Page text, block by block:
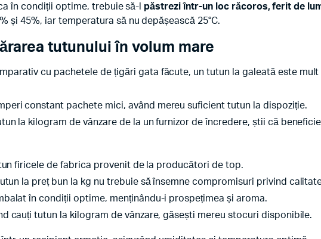
în condiții optime, trebuie să-l păstrezi într-un loc răcoros, ferit de
și 45%, iar temperatura să nu depășească 25°C.
tutunului în volum mare
cu pachetele de țigări gata făcute, un tutun la galeată este
constant pachete mici, având mereu suficient tutun la dispoziție.
la kilogram de vânzare de la un furnizor de încredere, știi că
firicele de fabrica provenit de la producători de top.
la preț bun la kg nu trebuie să însemne compromisuri privind
în condiții optime, menținându-i prospețimea și aroma.
cauți tutun la kilogram de vânzare, găsești mereu stocuri disponibile.